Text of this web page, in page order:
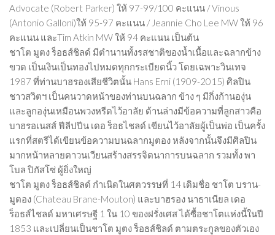
Advocate (Robert Parker) ให้ 97-99/100 คะแนน / Vinous
(Antonio Galloni)ให้ 95-97 คะแนน / Jeannie Cho Lee MW ให้ 96
คะแนน และTim Atkin MW ให้ 94 คะแนน เป็นต้น
ชาโต มูตง ร็อธส์ชิลด์ มีตำนานทั้งรสชาติของน้ำเนื้อและฉลากข้าง
ขวด เป็นเงินเป็นทองไปหมดทุกกระเบียดนิ้ว โดยเฉพาะวินเทจ
1987 ที่ท่านบาฮรองเสียชีวิตนั้น Hans Erni (1909-2015) ศิลปิน
ชาวสวิตฯ เป็นคนวาดหน้าของท่านบนฉลาก ข้าง ๆ มีกิ่งก้านองุ่น
และลูกองุ่นเหมือนพวงหรีดไว้อาลัย ด้านล่างมีข้อความที่ลูกสาวคือ
บาฮรอเนสส์ ฟีลีปปีน เดอ ร็อธไชลด์ เขียนไว้อาลัยผู้เป็นพ่อ เป็นครั้ง
แรกที่สตรีได้เขียนข้อความบนฉลากมูตอง หลังจากนั้นจึงมีศิลปิน
มากหน้าหลายตาวนเวียนสร้างสรรจิตนาการบนฉลาก รวมทั้ง พา
โบล ปิกัสโซ่ ผู้ยิ่งใหญ่
ชาโต มูตง ร็อธส์ชิลด์ กำเนิดในศตวรรษที่ 14 เดิมชื่อ ชาโต บราน-
มูตอง (Chateau Brane-Mouton) และบาฮรอง นาธาเนียล เดอ
ร็อธส์ไชลด์ มหาเศรษฐี 1 ใน 10 ของฝรั่งเศส ได้ซื้อชาโตแห่งนี้ในปี
1853 และเปลี่ยนเป็นชาโต มูตง ร็อธส์ชิลด์ ตามตระกูลของตัวเอง